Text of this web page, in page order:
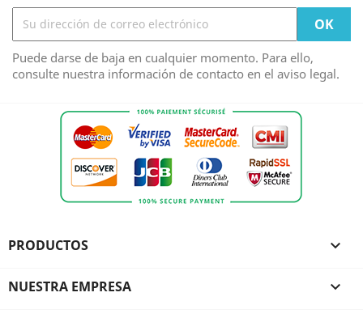
Puede darse de baja en cualquier momento. Para ello,
consulte nuestra información de contacto en el aviso legal.
PRODUCTOS 
NUESTRA EMPRESA 